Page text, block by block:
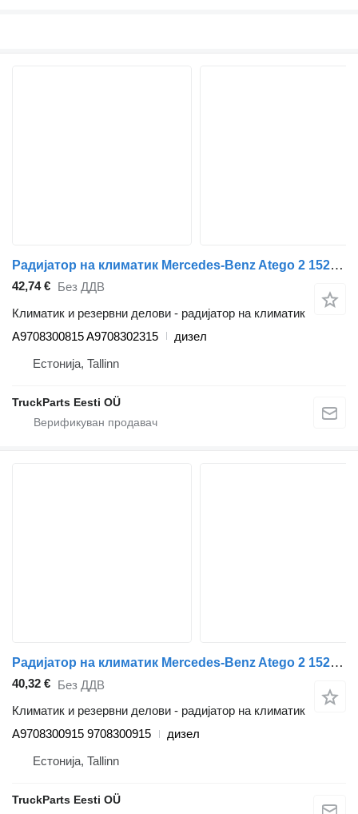
Радијатор на климатик Mercedes-Benz Atego 2 1524 (01.04-) A9708300815 за камион влекач Mercedes-Benz Atego, Atego 2, Atego 3 (1996-)
42,74 €
Без ДДВ
Климатик и резервни делови - радијатор на климатик
A9708300815 A9708302315
дизел
Естонија, Tallinn
TruckParts Eesti OÜ
Радијатор на климатик Mercedes-Benz Atego 2 1524 (01.04-) A9708300915 за камион влекач Mercedes-Benz Atego, Atego 2, Atego 3 (1996-)
40,32 € Без ДДВ
Климатик и резервни делови - радијатор на климатик
A9708300915 9708300915
дизел
Естонија, Tallinn
TruckParts Eesti OÜ